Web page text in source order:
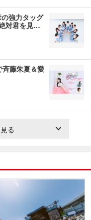
強力タッグ
対君を見…
藤朱夏＆愛
る